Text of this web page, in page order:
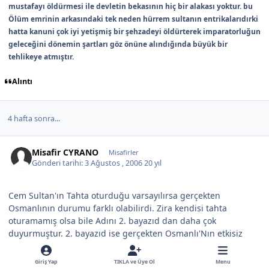
mustafayı öldürmesi ile devletin bekasının hiç bir alakası yoktur. bu
Ölüm emrinin arkasındaki tek neden hürrem sultanın entrikalarıdırki
hatta kanuni çok iyi yetişmiş bir şehzadeyi öldürterek imparatorluğun
geleceğini dönemin şartları göz önüne alındığında büyük bir
tehlikeye atmıştır.
Alıntı
4 hafta sonra...
Misafir CYRANO Misafirler
Gönderi tarihi:3 Ağustos , 200620 yıl
Cem Sultan'ın Tahta oturduğu varsayılırsa gerçekten
Osmanlının durumu farklı olabilirdi. Zira kendisi tahta
oturamamış olsa bile Adını 2. bayazıd dan daha çok
duyurmuştur. 2. bayazıd ise gerçekten Osmanlı'Nın etkisiz
padişahlarından birisi olarak kalmıştır.
Giriş Yap TIKLA ve Üye Ol Menu